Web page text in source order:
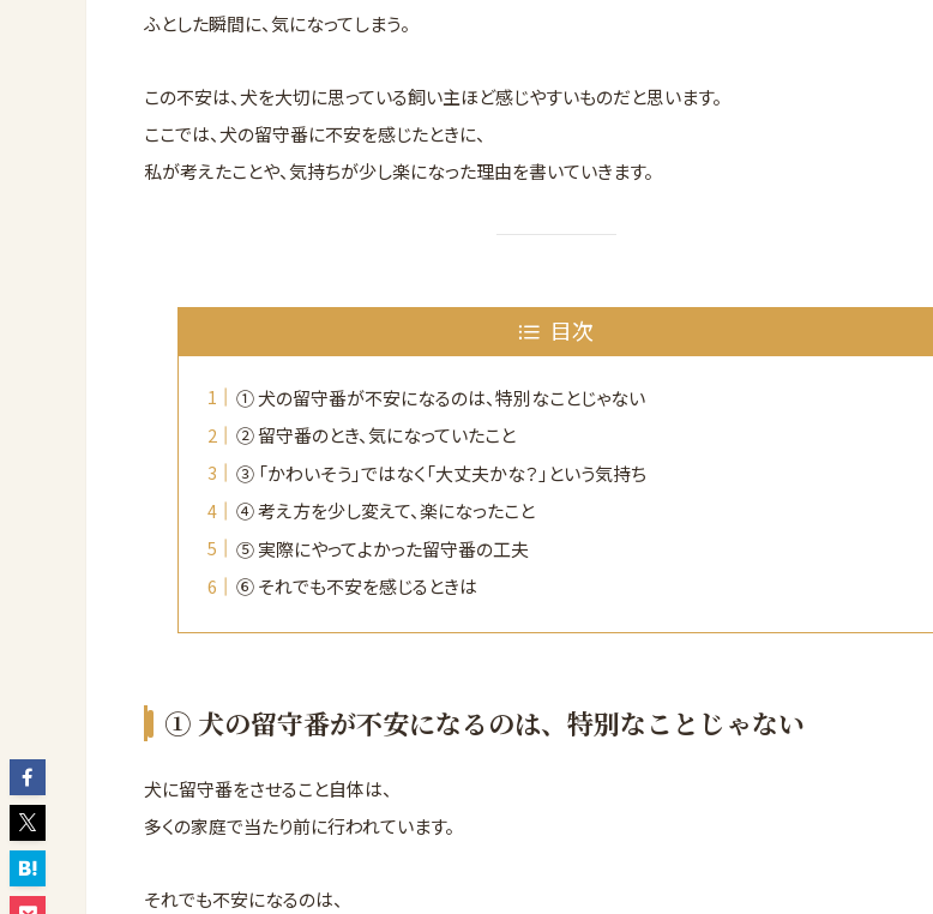
ふとした瞬間に、気になってしまう。
この不安は、犬を大切に思っている飼い主ほど感じやすいものだと思います。
ここでは、犬の留守番に不安を感じたときに、
私が考えたことや、気持ちが少し楽になった理由を書いていきます。
目次
① 犬の留守番が不安になるのは、特別なことじゃない
② 留守番のとき、気になっていたこと
③ 「かわいそう」ではなく「大丈夫かな？」という気持ち
④ 考え方を少し変えて、楽になったこと
⑤ 実際にやってよかった留守番の工夫
⑥ それでも不安を感じるときは
① 犬の留守番が不安になるのは、特別なことじゃない
犬に留守番をさせること自体は、
多くの家庭で当たり前に行われています。
それでも不安になるのは、